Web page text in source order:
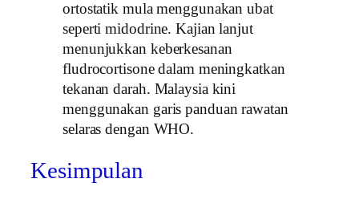
ortostatik mula menggunakan ubat
seperti midodrine. Kajian lanjut
menunjukkan keberkesanan
fludrocortisone dalam meningkatkan
tekanan darah. Malaysia kini
menggunakan garis panduan rawatan
selaras dengan WHO.
Kesimpulan